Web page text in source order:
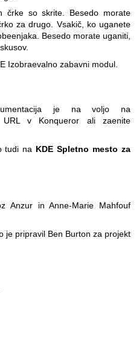
črke so skrite. Besedo morate
za drugo. Vsakič, ko uganete
Besedo morate uganiti,
Izobraevalno zabavni modul.
je na voljo na
v Konqueror ali zaenite
tudi na KDE Spletno mesto za
Anzur in Anne-Marie Mahfouf
je pripravil Ben Burton za projekt